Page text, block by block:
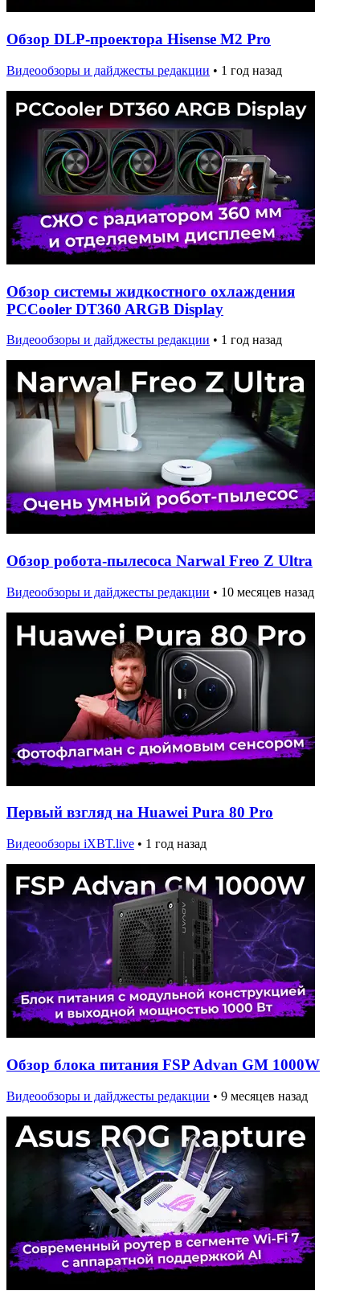
Обзор DLP-проектора Hisense M2 Pro
Видеообзоры и дайджесты редакции • 1 год назад
Обзор системы жидкостного охлаждения
PCCooler DT360 ARGB Display
Видеообзоры и дайджесты редакции • 1 год назад
Обзор робота-пылесоса Narwal Freo Z Ultra
Видеообзоры и дайджесты редакции • 10 месяцев назад
Первый взгляд на Huawei Pura 80 Pro
Видеообзоры iXBT.live • 1 год назад
Обзор блока питания FSP Advan GM 1000W
Видеообзоры и дайджесты редакции • 9 месяцев назад